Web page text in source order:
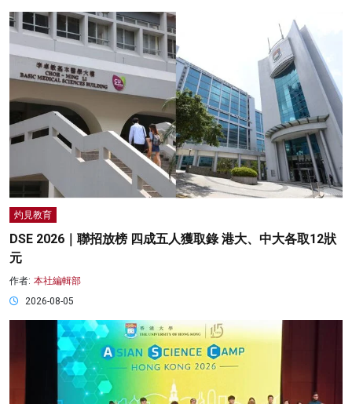
灼見教育
DSE 2026｜聯招放榜 四成五人獲取錄 港大、中大各取12狀
元
作者: 本社編輯部
2026-08-05